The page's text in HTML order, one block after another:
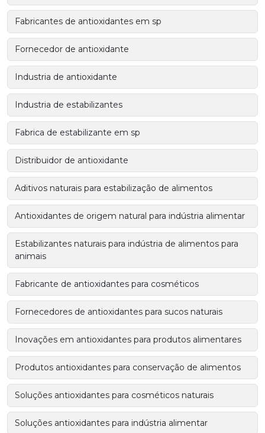
Fabricantes de antioxidantes em sp
Fornecedor de antioxidante
Industria de antioxidante
Industria de estabilizantes
Fabrica de estabilizante em sp
Distribuidor de antioxidante
Aditivos naturais para estabilização de alimentos
Antioxidantes de origem natural para indústria alimentar
Estabilizantes naturais para indústria de alimentos para
animais
Fabricante de antioxidantes para cosméticos
Fornecedores de antioxidantes para sucos naturais
Inovações em antioxidantes para produtos alimentares
Produtos antioxidantes para conservação de alimentos
Soluções antioxidantes para cosméticos naturais
Soluções antioxidantes para indústria alimentar